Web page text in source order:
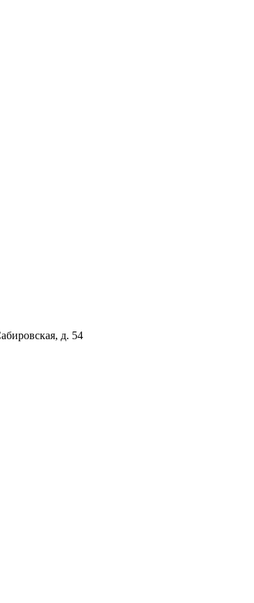
д. 54